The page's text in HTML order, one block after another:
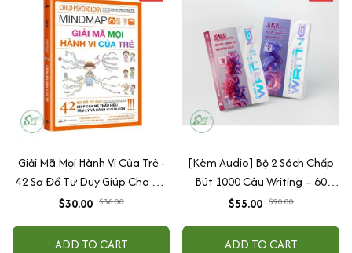
Giải Mã Mọi Hành Vi Của Trẻ -
42 Sơ Đồ Tư Duy Giúp Cha Mẹ
Thấu Hiểu Tâm Lý Và Hành Vi
$30.00 $38.00
ADD TO CART
[Kèm Audio] Bộ 2 Sách Chấp
Bút 1000 Câu Writing – 60
Ngày Gieo Trồng Tư Duy
$55.00 $90.00
ADD TO CART